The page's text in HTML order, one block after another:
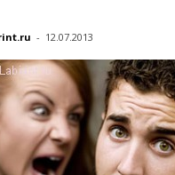
- 12.07.2013